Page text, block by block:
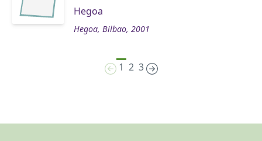
Hegoa
Hegoa, Bilbao, 2001
1 2 3